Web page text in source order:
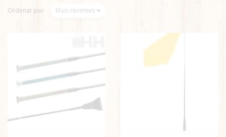
Ordenar por Mais recentes